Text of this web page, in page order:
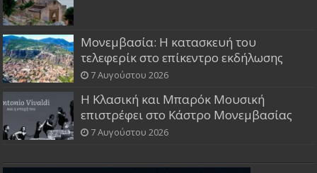
Μονεμβασία: Η κατασκευή του
τελεφερίκ στο επίκεντρο εκδήλωσης
7 Αυγούστου 2026
Η Κλασική και Μπαρόκ Μουσική
επιστρέφει στο Κάστρο Μονεμβασίας
7 Αυγούστου 2026